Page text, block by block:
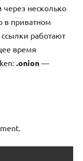
несколько
в приватном
работают
время
.onion —